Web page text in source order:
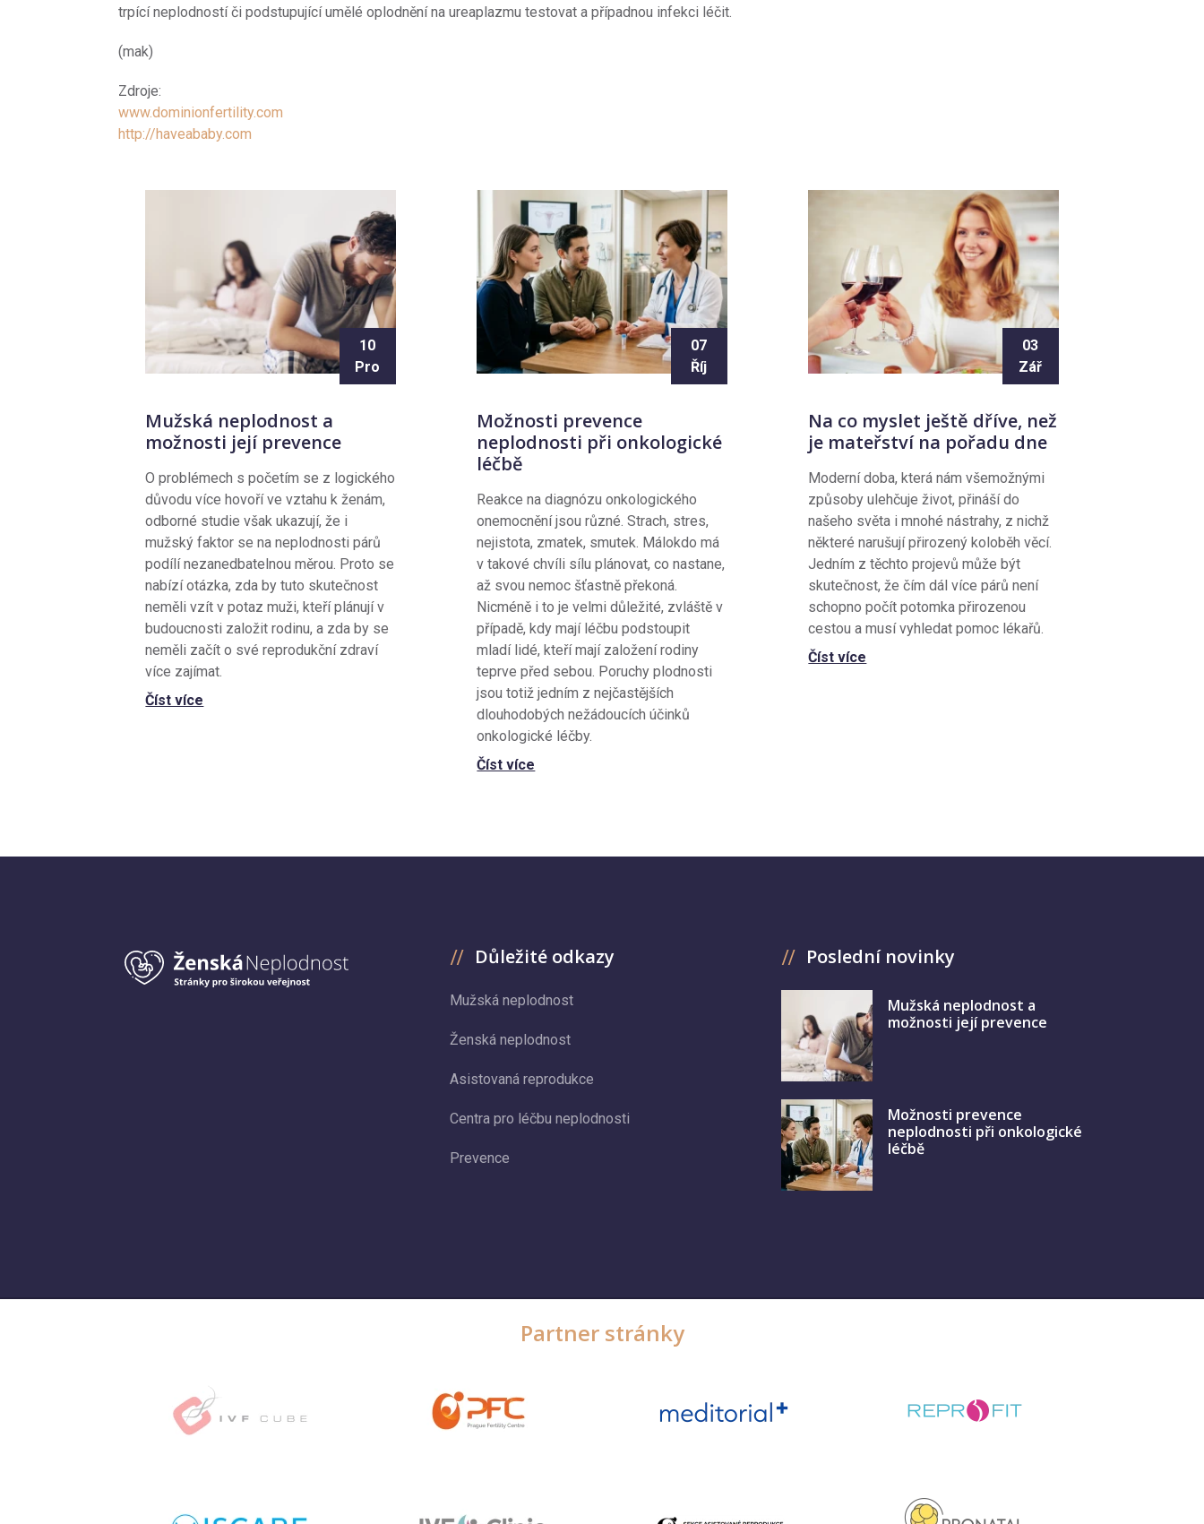
trpící neplodností či podstupující umělé oplodnění na ureaplazmu testovat a případnou infekci léčit.
(mak)
Zdroje:
www.dominionfertility.com
http://haveababy.com
10
Pro
Mužská neplodnost a
možnosti její prevence
O problémech s početím se z logického
důvodu více hovoří ve vztahu k ženám,
odborné studie však ukazují, že i
mužský faktor se na neplodnosti párů
podílí nezanedbatelnou měrou. Proto se
nabízí otázka, zda by tuto skutečnost
neměli vzít v potaz muži, kteří plánují v
budoucnosti založit rodinu, a zda by se
neměli začít o své reprodukční zdraví
více zajímat.
Číst více
07
Říj
Možnosti prevence
neplodnosti při onkologické
léčbě
Reakce na diagnózu onkologického
onemocnění jsou různé. Strach, stres,
nejistota, zmatek, smutek. Málokdo má
v takové chvíli sílu plánovat, co nastane,
až svou nemoc šťastně překoná.
Nicméně i to je velmi důležité, zvláště v
případě, kdy mají léčbu podstoupit
mladí lidé, kteří mají založení rodiny
teprve před sebou. Poruchy plodnosti
jsou totiž jedním z nejčastějších
dlouhodobých nežádoucích účinků
onkologické léčby.
Číst více
03
Zář
Na co myslet ještě dříve, než
je mateřství na pořadu dne
Moderní doba, která nám všemožnými
způsoby ulehčuje život, přináší do
našeho světa i mnohé nástrahy, z nichž
některé narušují přirozený koloběh věcí.
Jedním z těchto projevů může být
skutečnost, že čím dál více párů není
schopno počít potomka přirozenou
cestou a musí vyhledat pomoc lékařů.
Číst více
Důležité odkazy
Mužská neplodnost
Ženská neplodnost
Asistovaná reprodukce
Centra pro léčbu neplodnosti
Prevence
Poslední novinky
Mužská neplodnost a
možnosti její prevence
Možnosti prevence
neplodnosti při onkologické
léčbě
Partner stránky